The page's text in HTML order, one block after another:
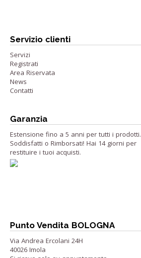
Servizio clienti
Servizi
Registrati
Area Riservata
News
Contatti
Garanzia
Estensione fino a 5 anni per tutti i prodotti.
Soddisfatti o Rimborsati! Hai 14 giorni per
restituire i tuoi acquisti.
Punto Vendita BOLOGNA
Via Andrea Ercolani 24H
40026 Imola